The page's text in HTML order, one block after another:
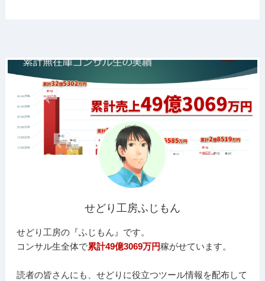
せどり工房ふじもん
せどり工房の『ふじもん』です。
コンサル生全体で累計49億3069万円稼がせています。
読者の皆さんにも、せどりに役立つツール情報を配布して